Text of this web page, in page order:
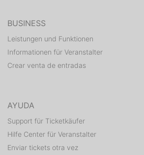
BUSINESS
Leistungen und Funktionen
Informationen für Veranstalter
Crear venta de entradas
AYUDA
Support für Ticketkäufer
Hilfe Center für Veranstalter
Enviar tickets otra vez